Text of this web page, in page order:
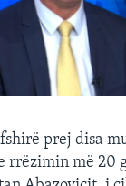
prej disa
rrëzimin më 20